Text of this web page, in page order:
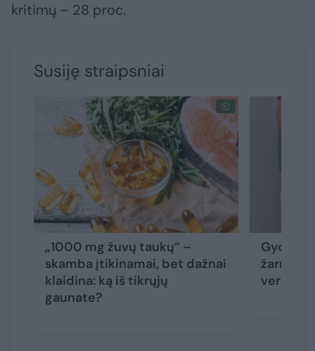
kritimų – 28 proc.
Susiję straipsniai
„1000 mg žuvų taukų“ –
skamba įtikinamai, bet dažnai
klaidina: ką iš tikrųjų
gaunate?
žarnyno
verčia